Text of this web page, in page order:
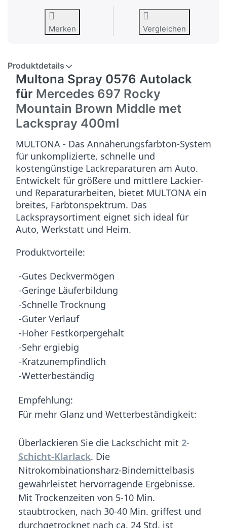
Merken Vergleichen
Produktdetails
Multona Spray 0576 Autolack
für Mercedes 697 Rocky
Mountain Brown Middle met
Lackspray 400ml
MULTONA - Das Annäherungsfarbton-System
für unkomplizierte, schnelle und
kostengünstige Lackreparaturen am Auto.
Entwickelt für größere und mittlere Lackier-
und Reparaturarbeiten, bietet MULTONA ein
breites, Farbtonspektrum. Das
Lackspraysortiment eignet sich ideal für
Auto, Werkstatt und Heim.
Produktvorteile:
-Gutes Deckvermögen
-Geringe Läuferbildung
-Schnelle Trocknung
-Guter Verlauf
-Hoher Festkörpergehalt
-Sehr ergiebig
-Kratzunempfindlich
-Wetterbeständig
Empfehlung:
Für mehr Glanz und Wetterbeständigkeit:
Überlackieren Sie die Lackschicht mit 2-
Schicht-Klarlack. Die
Nitrokombinationsharz-Bindemittelbasis
gewährleistet hervorragende Ergebnisse.
Mit Trockenzeiten von 5-10 Min.
staubtrocken, nach 30-40 Min. griffest und
durchgetrocknet nach ca. 24 Std. ist